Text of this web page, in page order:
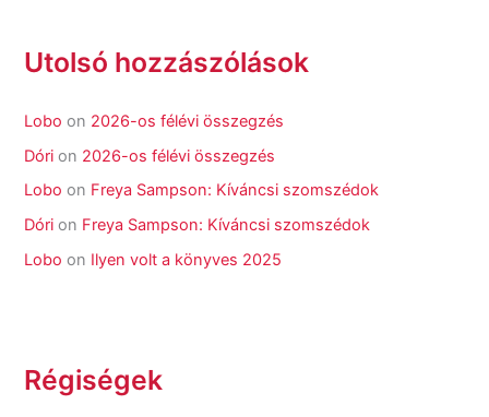
Utolsó hozzászólások
Lobo on 2026-os félévi összegzés
Dóri on 2026-os félévi összegzés
Lobo on Freya Sampson: Kíváncsi szomszédok
Dóri on Freya Sampson: Kíváncsi szomszédok
Lobo on Ilyen volt a könyves 2025
Régiségek